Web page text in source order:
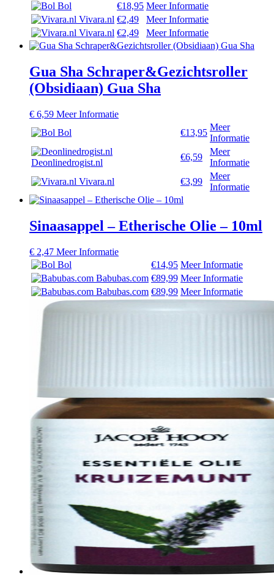
Bol
€18,95 Meer Informatie
Vivara.nl €2,49
Meer Informatie
Vivara.nl €2,49 Meer Informatie
Gua Sha Schraper&Gezichtsroller
(Obsidiaan) Gua Sha
€ 6,59 Meer Informatie
Bol
€13,95
Meer
Informatie
Deonlinedrogist.nl
€6,59
Meer
Informatie
Vivara.nl
€3,99
Meer
Informatie
Sinaasappel – Etherische Olie – 10ml
€ 2,47 Meer Informatie
Bol
€14,95 Meer Informatie
Babubas.com €89,99 Meer Informatie
Babubas.com €89,99 Meer Informatie